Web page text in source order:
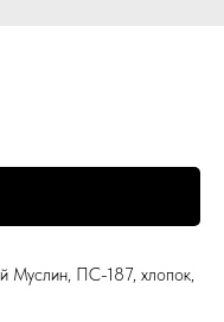
Муслин, ПС-187, хлопок,